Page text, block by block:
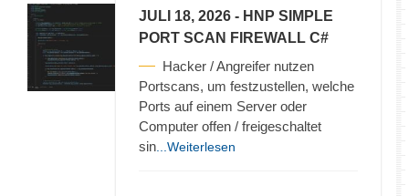
JULI 18, 2026 - HNP SIMPLE
PORT SCAN FIREWALL C#
Hacker / Angreifer nutzen
Portscans, um festzustellen, welche
Ports auf einem Server oder
Computer offen / freigeschaltet
sin ...Weiterlesen